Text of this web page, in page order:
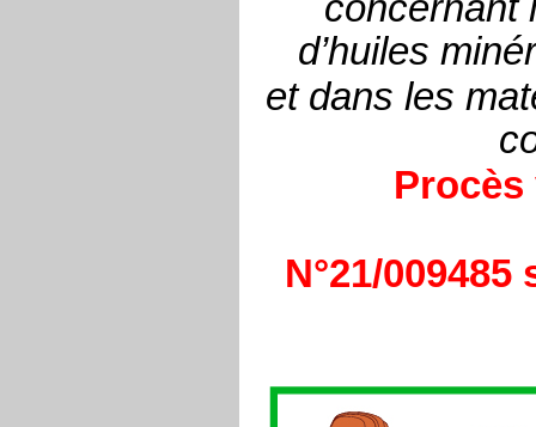
d’huiles
et dans les
N°21/